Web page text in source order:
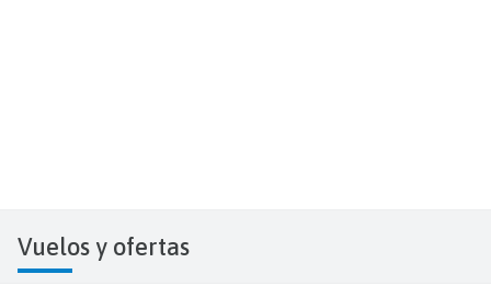
Vuelos y ofertas